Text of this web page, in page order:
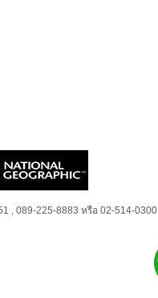
, 089-225-8883 หรือ 02-514-0300